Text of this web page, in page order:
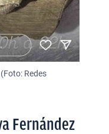
Redes
Fernández